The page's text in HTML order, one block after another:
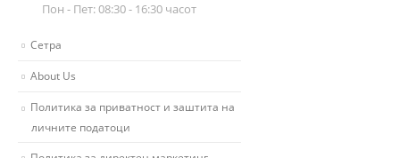
Пон - Пет: 08:30 - 16:30 часот
Сетра
About Us
Политика за приватност и заштита на
личните податоци